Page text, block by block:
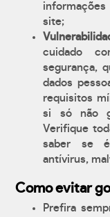
site;
cuidado
segurança,
dados
requisitos
si só não
Verifique
saber se
antívirus,
Como evitar
Prefira